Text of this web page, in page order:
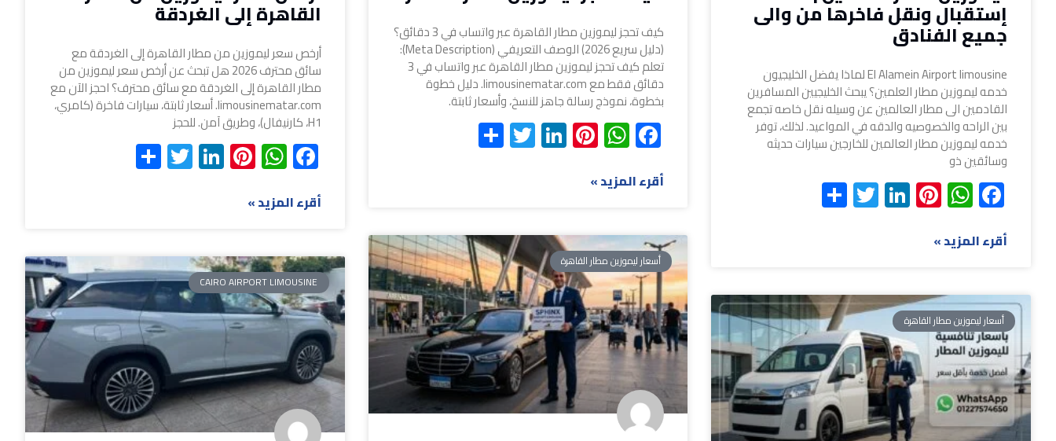
إستقبال ونقل فاخرها من والى
جميع الفنادق
El Alamein Airport limousine لماذا يفضل الخليجيون
خدمه ليموزين مطار العلمين؟ يبحث الخليجيين المسافرين
القادمين الى مطار العالمين عن وسيله نقل خاصه تجمع
بين الراحه والخصوصيه والدقه في المواعيد. لذلك، توفر
خدمه ليموزين مطار العالمين للخارجين سيارات حديثه
وسائقين ذو
Facebook
WhatsApp
Pinterest
LinkedIn
Twitter
أقرء المزيد »
كيف تحجز ليموزين مطار القاهرة عبر واتساب في 3 دقائق؟
(دليل سريع 2026) الوصف التعريفي (Meta Description):
تعلم كيف تحجز ليموزين مطار القاهرة عبر واتساب في 3
دقائق فقط مع limousinematar.com. دليل خطوة
بخطوة، نموذج رسالة جاهز للنسخ، وأسعار ثابتة.
Facebook
WhatsApp
Pinterest
LinkedIn
Twitter
Share
أقرء المزيد »
القاهرة إلى الغردقة
أرخص سعر ليموزين من مطار القاهرة إلى الغردقة مع
سائق محترف 2026 هل تبحث عن أرخص سعر ليموزين من
مطار القاهرة إلى الغردقة مع سائق محترف؟ احجز الآن مع
limousinematar.com. أسعار ثابتة، سيارات فاخرة (كامري،
H1، كارنيفال)، وطريق آمن. للحجز
Facebook
WhatsApp
Pinterest
LinkedIn
Twitter
أقرء المزيد »
أسعار ليموزين مطار القاهرة
أسعار ليموزين مطار القاهرة
CAIRO AIRPORT LIMOUSINE